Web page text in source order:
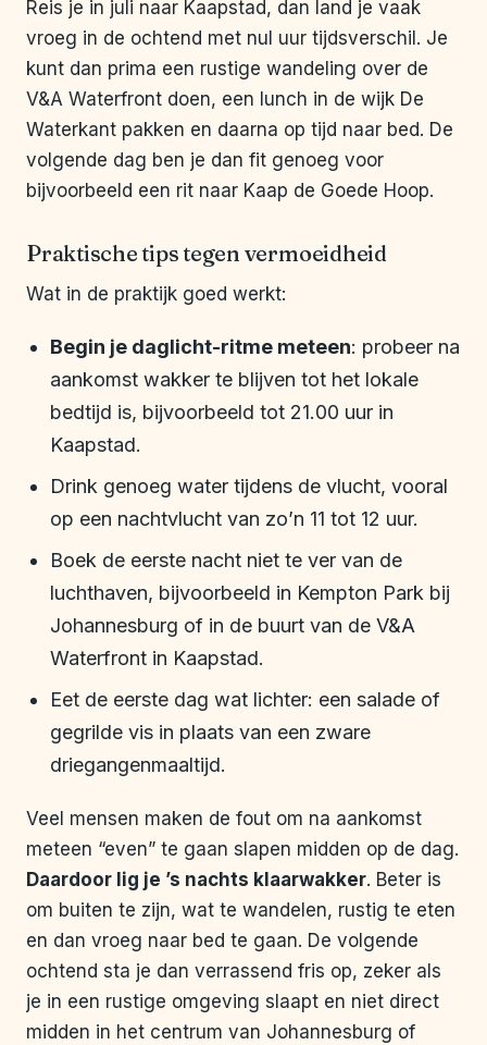
Reis je in juli naar Kaapstad, dan land je vaak
vroeg in de ochtend met nul uur tijdsverschil. Je
kunt dan prima een rustige wandeling over de
V&A Waterfront doen, een lunch in de wijk De
Waterkant pakken en daarna op tijd naar bed. De
volgende dag ben je dan fit genoeg voor
bijvoorbeeld een rit naar Kaap de Goede Hoop.
Praktische tips tegen vermoeidheid
Wat in de praktijk goed werkt:
Begin je daglicht-ritme meteen: probeer na
aankomst wakker te blijven tot het lokale
bedtijd is, bijvoorbeeld tot 21.00 uur in
Kaapstad.
Drink genoeg water tijdens de vlucht, vooral
op een nachtvlucht van zo’n 11 tot 12 uur.
Boek de eerste nacht niet te ver van de
luchthaven, bijvoorbeeld in Kempton Park bij
Johannesburg of in de buurt van de V&A
Waterfront in Kaapstad.
Eet de eerste dag wat lichter: een salade of
gegrilde vis in plaats van een zware
driegangenmaaltijd.
Veel mensen maken de fout om na aankomst
meteen “even” te gaan slapen midden op de dag.
Daardoor lig je ’s nachts klaarwakker. Beter is
om buiten te zijn, wat te wandelen, rustig te eten
en dan vroeg naar bed te gaan. De volgende
ochtend sta je dan verrassend fris op, zeker als
je in een rustige omgeving slaapt en niet direct
midden in het centrum van Johannesburg of